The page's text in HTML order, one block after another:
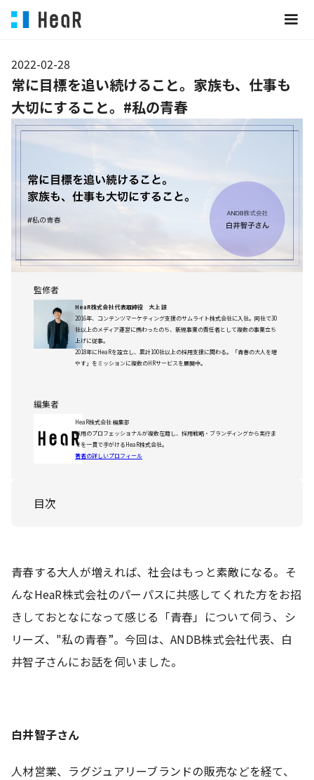
2022-02-28
常に目標を追い続けること。家族も、仕事も
大切にすること。#私の青春
監修者
HeaR株式会社 代表取締役 大上 諒
2016年、コンテンツマーケティング支援のサムライト株式会社に入社。同社で30
社以上のメディア運営に携わったのち、新規事業の責任者として複数の事業立ち
上げに従事。
2018年にHeaRを設立し、累計100社以上の採用支援に関わる。「青春の大人を増
やす」をミッションに複数のHRサービスを展開中。
編集者
HeaR株式会社 編集部
採用のプロフェッショナルが複数在籍し、採用戦略・ブランディングから実行ま
でを一貫で手がけるHeaR株式会社。
著者の詳しいプロフィール
目次
青春する大人が増えれば、社会はもっと素敵になる。そ
んなHeaR株式会社のパーパスに共感してくれた方をお招
きしておとなになって感じる「青春」について伺う、シ
リーズ、"私の青春”。今回は、ANDB株式会社代表、白
井智子さんにお話を伺いました。
白井智子さん
人材営業、ラグジュアリーブランドの販売などを経て、